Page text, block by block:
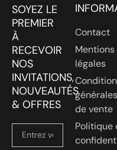
SOYEZ LE
PREMIER
À
RECEVOIR
NOS
INVITATIONS,
NOUVEAUTÉS
& OFFRES
Contact
Mentions
légales
générales
de vente
Politique